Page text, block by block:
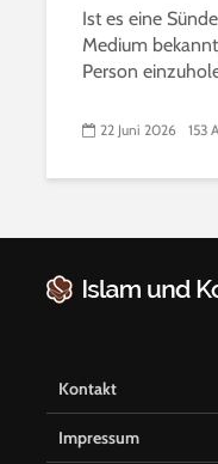
Ist es eine
Medium
Person
22 Juni 2026 153
Kontakt
Impressum